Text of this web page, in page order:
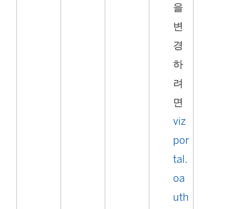
을
변
경
하
려
면
viz
por
tal.
oa
uth